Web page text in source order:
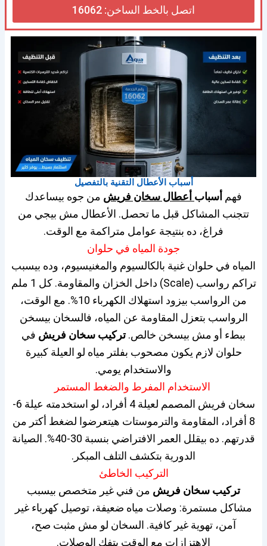
اتصل بالخط الساخن: 16062
أسباب الأعطال التقنية بالتفصيل
فهم أسباب أعطال سخان فريش من جوه بيساعدك
تتجنب المشاكل قبل ما تحصل. الأعطال مش بيجي من
فراغ، ده بنتيجة عوامل متراكمة مع الوقت.
جودة المياه في حلوان
المياه في حلوان غنية بالكالسيوم والمغنيسيوم، وده بيسبب
تراكم رواسب (Scale) داخل الخزان والمقاومة. كل 1 ملم
من الرواسب بيزود استهلاك الكهرباء 10%. مع الوقت،
الرواسب بتعزل المقاومة عن المياه، فالسخان بيسخن
ببطء أو مش بيسخن خالص.تركيب سخان فريش في
حلوان لازم يكون مصحوب بفلتر مياه لو العيلة كبيرة
والاستخدام يومي.
الاستخدام المفرط والضغط المستمر
سخان فريش المصمم لعيلة 4 أفراد، لو استخدمته عيلة 6-
8 أفراد، المقاومة والترموستات هيتعرضوا لضغط أكتر من
قدرتهم. ده بيقلل العمر الافتراضي بنسبة 30-40%. الصيانة
الدورية بتكشف التلف المبكر.
التركيب الخاطئ
تركيب سخان فريش من فني غير متخصص بيسبب
مشاكل مستمرة: وصلات مياه ضعيفة، توصيل كهرباء غير
آمن، تهوية غير كافية. السخان لو مش مثبت صح،
الاهتزازات مع الوقت بتفك الوصلات.